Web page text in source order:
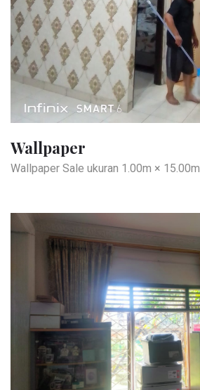
Wallpaper
Wallpaper Sale ukuran 1.00m × 15.00m